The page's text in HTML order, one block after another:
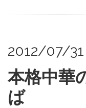
2012/07/31
本格中華
ば